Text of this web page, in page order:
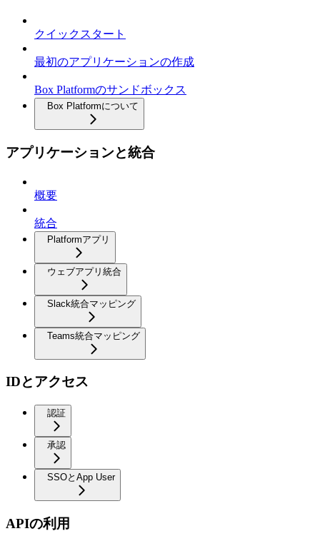
クイックスタート
最初のアプリケーションの作成
Box Platformのサンドボックス
Box Platformについて
アプリケーションと統合
概要
統合
Platformアプリ
ウェブアプリ統合
Slack統合マッピング
Teams統合マッピング
IDとアクセス
認証
承認
SSOとApp User
APIの利用